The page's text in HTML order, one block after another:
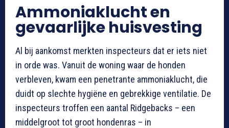
Ammoniaklucht en
gevaarlijke huisvesting
Al bij aankomst merkten inspecteurs dat er iets niet
in orde was. Vanuit de woning waar de honden
verbleven, kwam een penetrante ammoniaklucht, die
duidt op slechte hygiëne en gebrekkige ventilatie. De
inspecteurs troffen een aantal Ridgebacks – een
middelgroot tot groot hondenras – in